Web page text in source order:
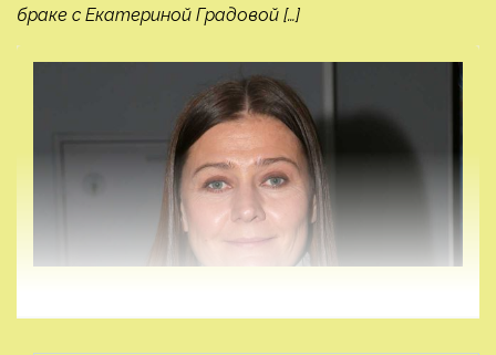
браке с Екатериной Градовой […]